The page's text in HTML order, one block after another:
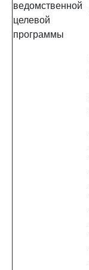
ведомственной
целевой
программы